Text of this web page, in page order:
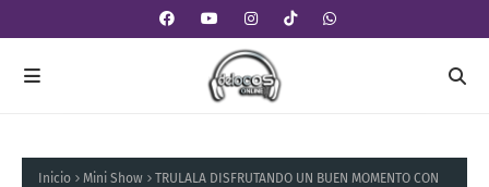
Inicio Mini Show
TRULALA DISFRUTANDO UN BUEN MOMENTO CON